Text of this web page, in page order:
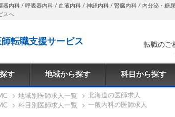
内科 / 呼吸器内科 / 血液内科 / 神経内科 / 腎臓内科 / 内分泌・糖
スへ
師転職支援サービス
転職のご
す 地域から探す 科目から探す
地域別医師求人一覧
北海道の医師求人
科目別医師求人一覧 一般内科の医師求人